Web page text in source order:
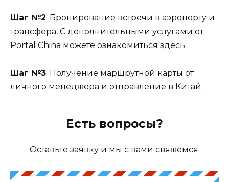
Шаг №2: Бронирование встречи в аэропорту и
трансфера. С дополнительными услугами от
Portal China можете ознакомиться здесь.
Шаг №3: Получение маршрутной карты от
личного менеджера и отправление в Китай.
Есть вопросы?
Оставьте заявку и мы с вами свяжемся.